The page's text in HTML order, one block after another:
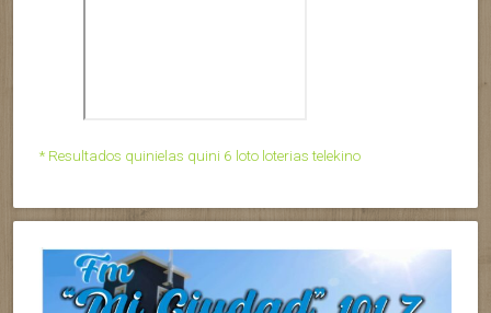
* Resultados quinielas quini 6 loto loterias telekino